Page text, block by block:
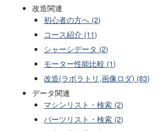
改造関連
初心者の方へ (2)
コース紹介 (11)
シャーシデータ (2)
モーター性能比較 (1)
改造(ラボラトリ,画像ロダ) (83)
データ関連
マシンリスト・検索 (2)
パーツリスト・検索 (2)